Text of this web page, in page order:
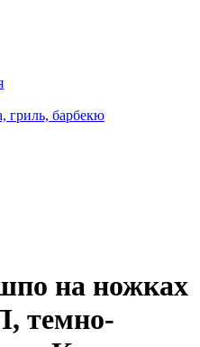
гриль, барбекю
на ножках
темно-